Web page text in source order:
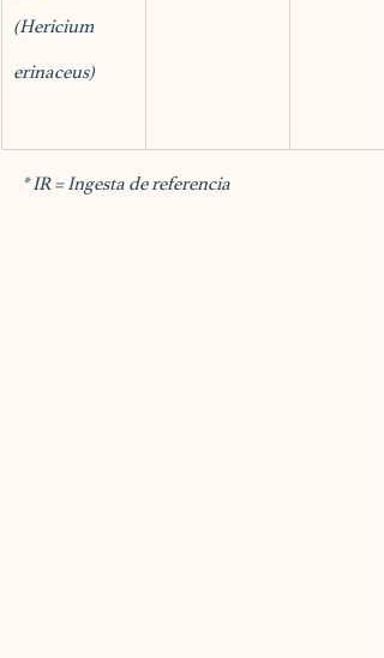
(Hericium
erinaceus)
* IR = Ingesta de referencia